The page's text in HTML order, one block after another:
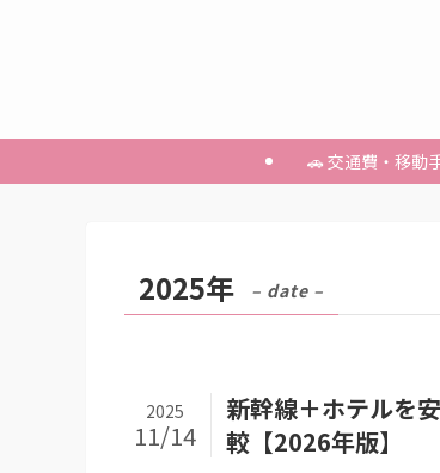
🚗 交通費・移動
2025年 – date –
新幹線＋ホテルを
較【2026年版】
2025
11/14